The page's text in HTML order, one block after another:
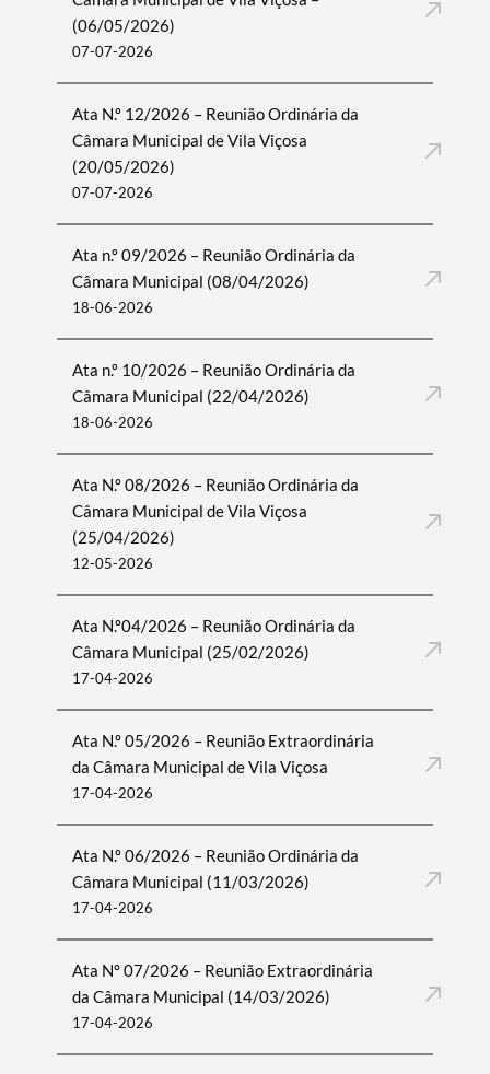
Filtros
(06/05/2026)
07-07-2026
Ata N.º 12/2026 – Reunião Ordinária da
Câmara Municipal de Vila Viçosa
(20/05/2026)
07-07-2026
Ata n.º 09/2026 – Reunião Ordinária da
Câmara Municipal (08/04/2026)
18-06-2026
Ata n.º 10/2026 – Reunião Ordinária da
Câmara Municipal (22/04/2026)
18-06-2026
Ata N.º 08/2026 – Reunião Ordinária da
Câmara Municipal de Vila Viçosa
(25/04/2026)
12-05-2026
Ata N.º04/2026 – Reunião Ordinária da
Câmara Municipal (25/02/2026)
17-04-2026
Ata N.º 05/2026 – Reunião Extraordinária
da Câmara Municipal de Vila Viçosa
17-04-2026
Ata N.º 06/2026 – Reunião Ordinária da
Câmara Municipal (11/03/2026)
17-04-2026
Ata Nº 07/2026 – Reunião Extraordinária
da Câmara Municipal (14/03/2026)
17-04-2026